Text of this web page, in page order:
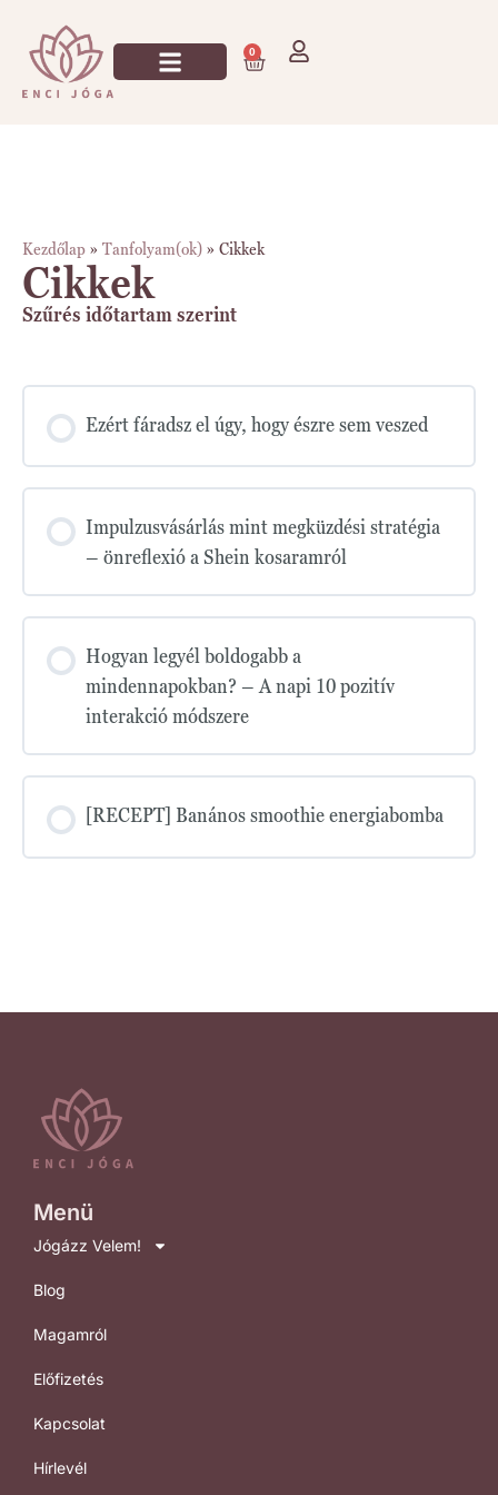
0
Kezdőlap » Tanfolyam(ok) » Cikkek
Cikkek
Szűrés időtartam szerint
Ezért fáradsz el úgy, hogy észre sem veszed
Impulzusvásárlás mint megküzdési stratégia
– önreflexió a Shein kosaramról
Hogyan legyél boldogabb a
mindennapokban? – A napi 10 pozitív
interakció módszere
[RECEPT] Banános smoothie energiabomba
Menü
Jógázz Velem!
Blog
Magamról
Előfizetés
Kapcsolat
Hírlevél